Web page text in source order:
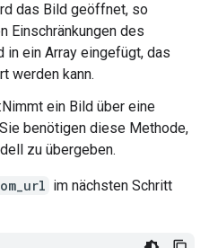
das Bild geöffnet, so
Einschränkungen des
in ein Array eingefügt, das
werden kann.
:Nimmt ein Bild über eine
benötigen diese Methode,
zu übergeben.
im nächsten Schritt